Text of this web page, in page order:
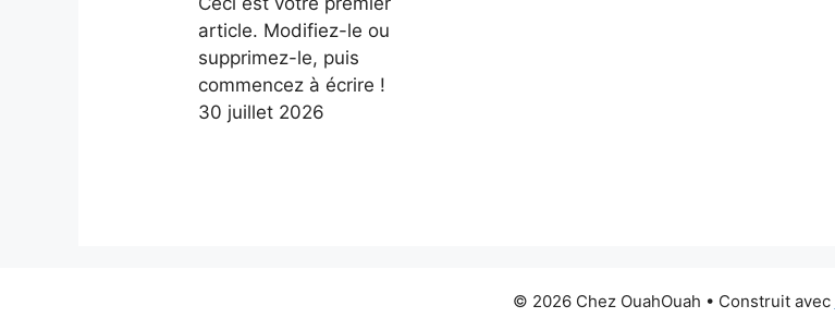
article. Modifiez-le ou
supprimez-le, puis
commencez à écrire !
30 juillet 2026
© 2026 Chez OuahOuah • Construit avec